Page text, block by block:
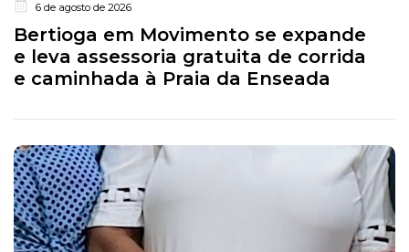
6 de agosto de 2026
Bertioga em Movimento se expande
e leva assessoria gratuita de corrida
e caminhada à Praia da Enseada